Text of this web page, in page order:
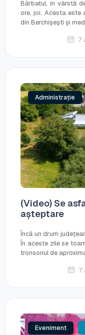
Bărbatul, în vârstă
ore, joi. Acesta este
din Berchișești și
7
Administrație
(Video) Se
așteptare
Încă un drum
În aceste zile se
tronsonul de
7
Eveniment